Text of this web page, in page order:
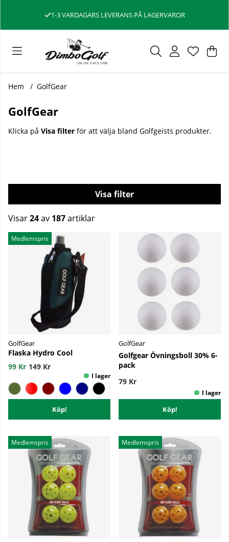
1-3 VARDAGARS LEVERANS PÅ LAGERVAROR
.
Hem GolfGear
GolfGear
Klicka på Visa filter för att välja bland Golfgeists produkter.
Filtrera
Visar24av 187artiklar
Produkter
Medlemspris
GolfGear
Flaska Hydro Cool
99 Kr 149 Kr
Köp!
GolfGear
Golfgear Övningsboll 30% 6-
pack
79 Kr
Köp!
Medlemspris Medlemspris